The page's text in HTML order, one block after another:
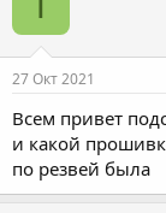
е
м
ы
л
27 Окт 2021
Всем привет
и какой
по резвей была